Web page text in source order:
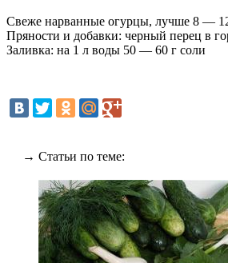
Свеже нарванные огурцы, лучше 8 —
Пряности и добавки: черный перец в
Заливка: на 1 л воды 50 — 60 г соли
→ Статьи по теме: